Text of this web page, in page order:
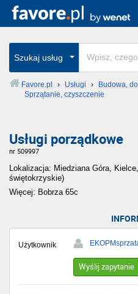
Szukaj usług
Favore.pl › Usługi › Budowa,
Sprzątanie, czyszczenie
Usługi porządkowe
nr 509997
Lokalizacja: Miedziana Góra,
świętokrzyskie)
Więcej: Bobrza 65c
Użytkownik
Wyślij zapytanie